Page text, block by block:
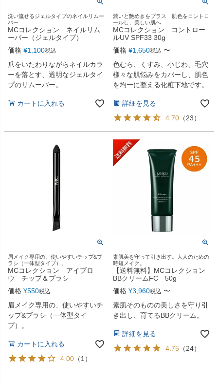
洗い流せるジェルタイプのネイルリムー
バー
MCコレクション ネイルリム
ーバー（ジェルタイプ）
価格 ¥1,100税込
爪をいたわりながらネイルカラ
ーを落とす、透明なジェルタイ
プのリムーバー。
カートに入れる
潤いと艶めきをプラス 肌色をコントロ
ールし、美しい肌へ
MCコレクション コントロー
ルUV SPF33 30g
価格 ¥1,650税込 〜
色むら、くすみ、小じわ、毛穴
様々な肌悩みをカバーし、肌色
を均一に整える化粧下地です。
詳細を見る
4.70 （23）
眉メイク専用の、使いやすいチップ&ブ
ラシ（一体型タイプ）。
MCコレクション アイブロ
ウ チップ＆ブラシ
価格 ¥550税込
眉メイク専用の、使いやすいチ
ップ&ブラシ（一体型タイ
プ）。
カートに入れる
4.00 （1 ）
素肌美を守って引き出す。大人のための
時短メイク。
【送料無料】MCコレクション
BBクリームFC 50g
価格 ¥3,960税込 〜
素肌そのものの美しさを守り引
き出し、育てるBBクリーム。
詳細を見る
4.75 （24）